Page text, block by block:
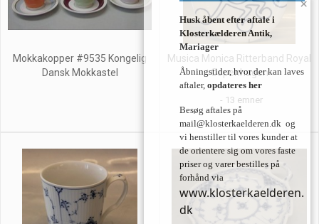
Mokkakopper #9535 Kongelig
Dansk Mokkastel
Musica Monica Ritterband Royal
Copenhagen
- 13 emner
×
Husk åbent efter aftale i
Klosterkælderen Antik,
Mariager
Åbningstider, hvor der kan laves
aftaler, opdateres her
Besøg aftales på
mail@klosterkaelderen.dk og
vi henstiller til vores kunder at
de orientere sig om vores faste
priser og varer bestilles på
forhånd via
www.klosterkaelderen.
dk